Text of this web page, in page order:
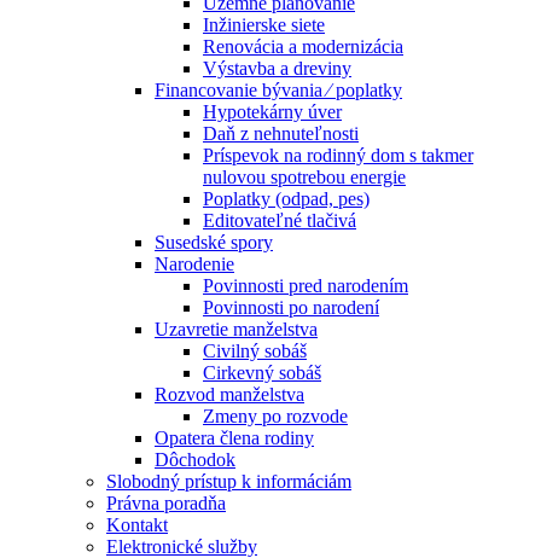
Inžinierske siete
Renovácia a modernizácia
Výstavba a dreviny
Financovanie bývania ⁄ poplatky
Hypotekárny úver
Daň z nehnuteľnosti
Príspevok na rodinný dom s takmer
nulovou spotrebou energie
Poplatky (odpad, pes)
Editovateľné tlačivá
Susedské spory
Narodenie
Povinnosti pred narodením
Povinnosti po narodení
Uzavretie manželstva
Civilný sobáš
Cirkevný sobáš
Rozvod manželstva
Zmeny po rozvode
Opatera člena rodiny
Dôchodok
Slobodný prístup k informáciám
Právna poradňa
Kontakt
Elektronické služby